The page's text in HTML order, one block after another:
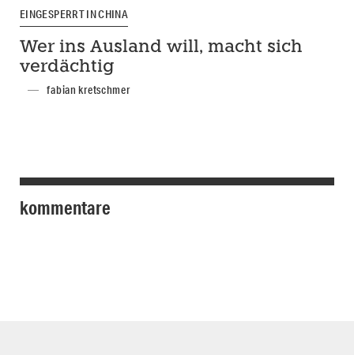
EINGESPERRT IN CHINA
Wer ins Ausland will, macht sich
verdächtig
fabian kretschmer
kommentare